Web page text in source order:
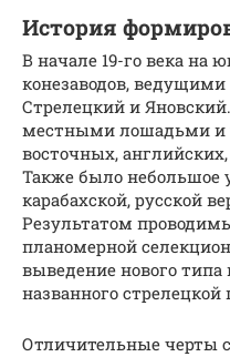
История
В начале 19-го века на
конезаводов,
Стрелецкий и
местными лошадьми и
восточных,
Также было небольшое
карабахской, русской
Результатом
планомерной
выведение нового
названного стрелецкой
Отличительные черты